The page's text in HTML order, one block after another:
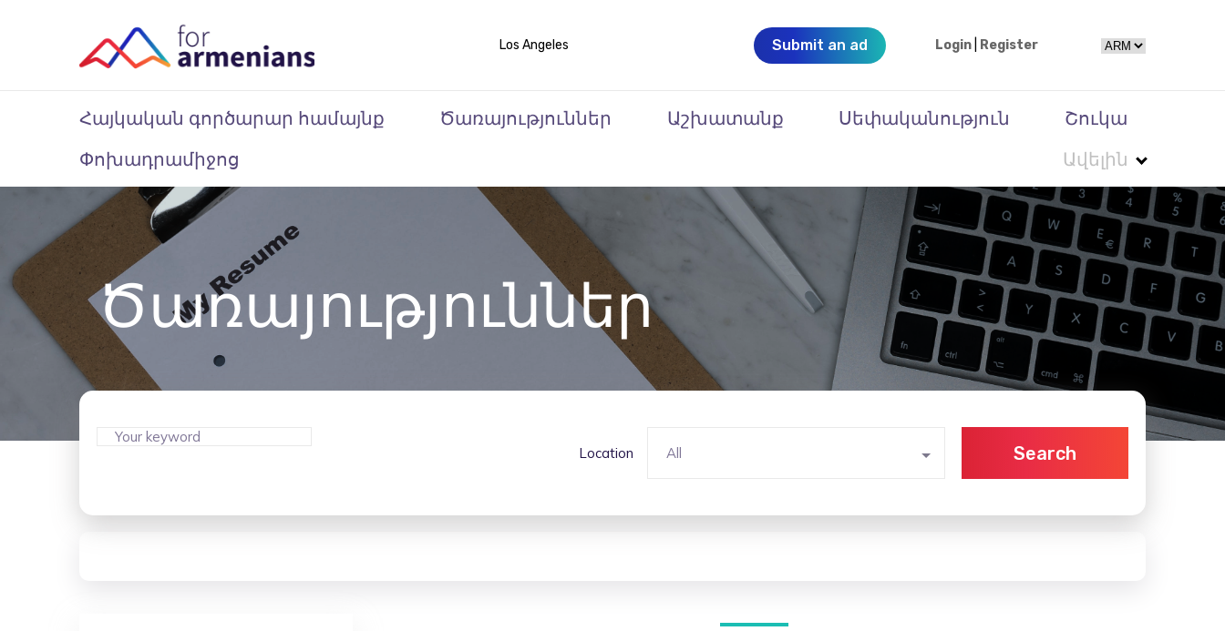
Los Angeles Submit an ad Login Register
Հայկական գործարար համայնք Ծառայություններ Աշխատանք Սեփականություն
Շուկա
Փոխադրամիջոց
Ավելին
Ծառայություններ
Location All Search